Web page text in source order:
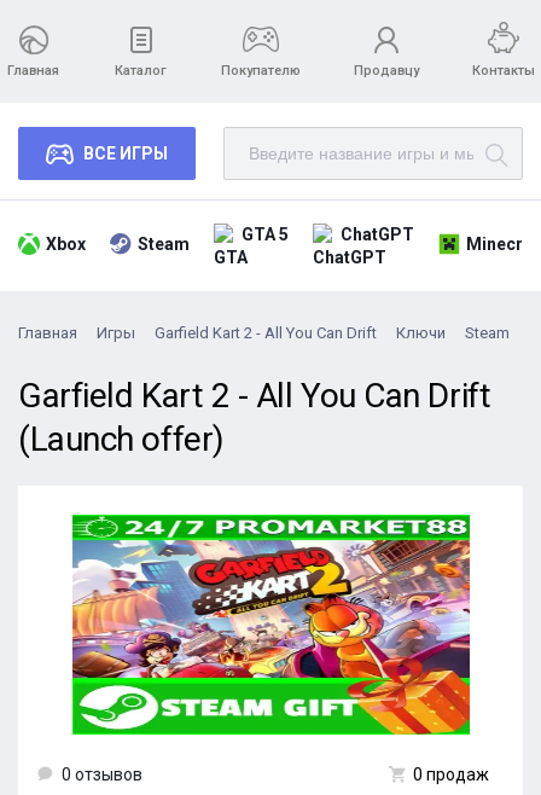
Главная Каталог Покупателю Продавцу Контакты
ВСЕ ИГРЫ
Xbox Steam GTA 5 ChatGPT
Главная Игры Garfield Kart 2 - All You Can Drift Ключи Steam
Garfield Kart 2 - All You Can Drift
(Launch offer)
0 отзывов 0 продаж